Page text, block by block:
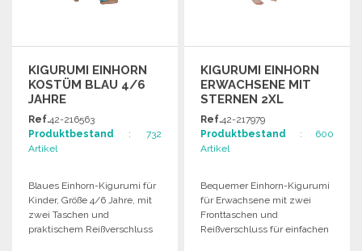
KIGURUMI EINHORN
KOSTÜM BLAU 4/6
JAHRE
Ref.42-216563
Produktbestand : 732
Artikel
Blaues Einhorn-Kigurumi für
Kinder, Größe 4/6 Jahre, mit
zwei Taschen und
praktischem Reißverschluss
KIGURUMI EINHORN
ERWACHSENE MIT
STERNEN 2XL
Ref.42-217979
Produktbestand : 600
Artikel
Bequemer Einhorn-Kigurumi
für Erwachsene mit zwei
Fronttaschen und
Reißverschluss für einfachen